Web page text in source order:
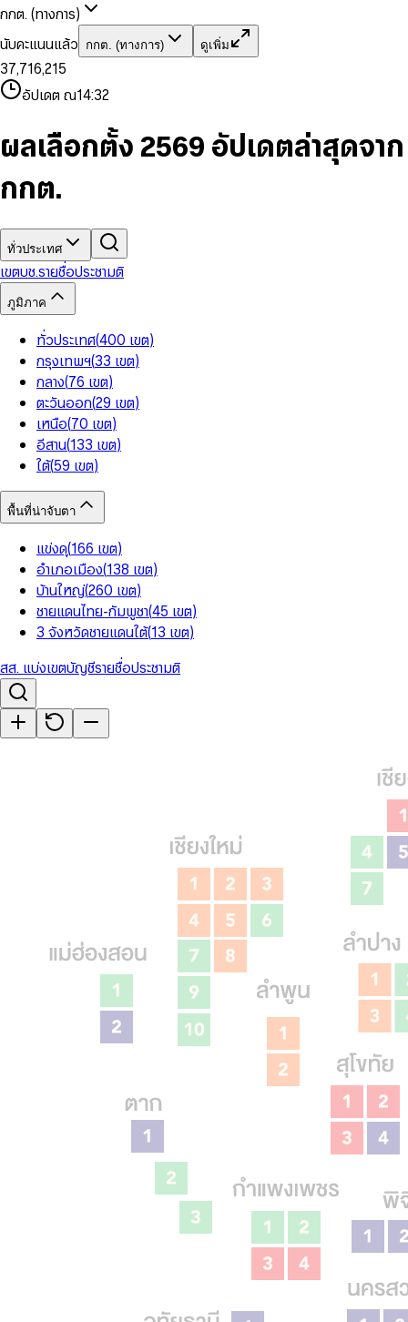
6
8
9
4
5
6
7
8
9
95
7
8
9
4
6
7
8
9
8
กกต. (ทางการ)
นับคะแนนแล้ว
กกต. (ทางการ) ดูเพิ่ม
0
1
2
3
4
5
7
8
4
5
6
7
8
9
,
4
6
7
8
9
0
1
2
3
5
6
8
9
3
5
6
7
8
,
1
2
4
6
7
9
0
1
3
5
6
8
9
2
3
4
5
7
9
อัปเดต ณ14:32
ผลเลือกตั้ง 2569 อัปเดตล่าสุดจาก
กกต.
ทั่วประเทศ
เขตบช.รายชื่อประชามติ
ภูมิภาค
ทั่วประเทศ(400 เขต)
กรุงเทพฯ(33 เขต)
กลาง(76 เขต)
ตะวันออก(29 เขต)
เหนือ(70 เขต)
อีสาน(133 เขต)
ใต้(59 เขต)
พื้นที่น่าจับตา
แข่งดุ(166 เขต)
อำเภอเมือง(138 เขต)
บ้านใหญ่(260 เขต)
ชายแดนไทย-กัมพูชา(45 เขต)
3 จังหวัดชายแดนใต้(13 เขต)
สส. แบ่งเขตบัญชีรายชื่อประชามติ